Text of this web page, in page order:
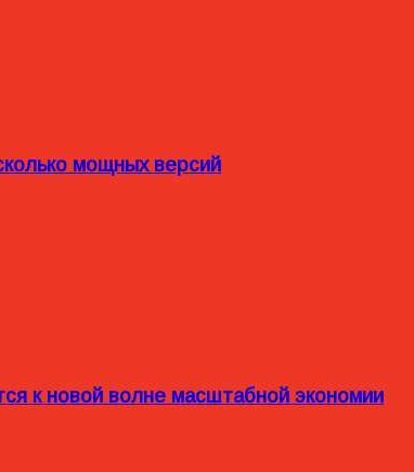
мощных версий
к новой волне масштабной экономии